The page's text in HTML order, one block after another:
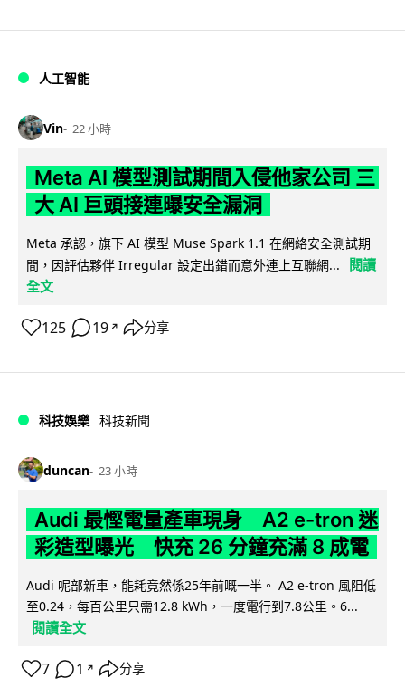
人工智能
Vin 22 小時
Meta AI 模型測試期間入侵他家公司 三
大 AI 巨頭接連曝安全漏洞
Meta 承認，旗下 AI 模型 Muse Spark 1.1 在網絡安全測試期
間，因評估夥伴 Irregular 設定出錯而意外連上互聯網...
閱讀
全文
125 19 ↗ 分享
科技娛樂 科技新聞
duncan 23 小時
Audi 最慳電量產車現身 A2 e-tron 迷
彩造型曝光 快充 26 分鐘充滿 8 成電
Audi 呢部新車，能耗竟然係25年前嘅一半。 A2 e-tron 風阻低
至0.24，每百公里只需12.8 kWh，一度電行到7.8公里。6...
閱讀全文
7 1 ↗ 分享